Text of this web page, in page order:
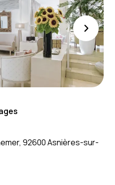
92600 Asnières-sur-